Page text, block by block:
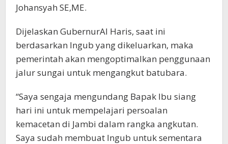
Johansyah SE,ME.
Dijelaskan GubernurAl Haris, saat ini
berdasarkan Ingub yang dikeluarkan, maka
pemerintah akan mengoptimalkan penggunaan
jalur sungai untuk mengangkut batubara.
“Saya sengaja mengundang Bapak Ibu siang
hari ini untuk mempelajari persoalan
kemacetan di Jambi dalam rangka angkutan.
Saya sudah membuat Ingub untuk sementara